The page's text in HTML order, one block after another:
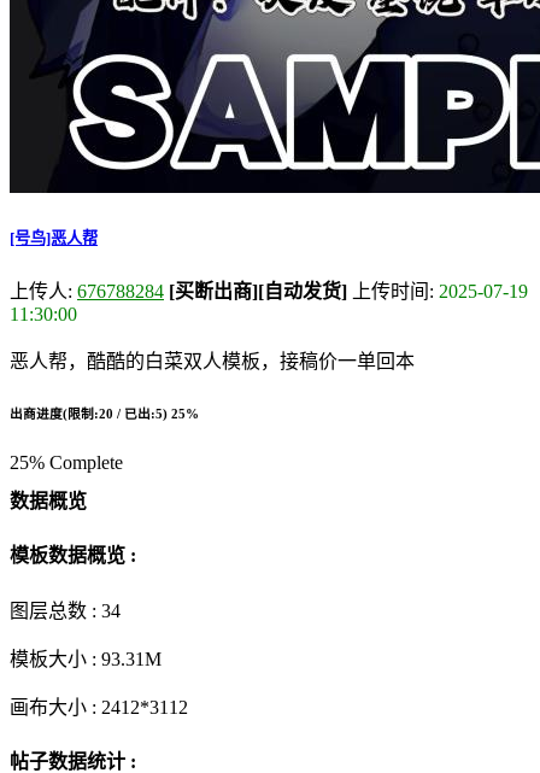
[号鸟]恶人帮
上传人: 676788284 [买断出商][自动发货] 上传时间: 2025-07-19
11:30:00
恶人帮，酷酷的白菜双人模板，接稿价一单回本
出商进度(限制:20 / 已出:5) 25%
25% Complete
数据概览
模板数据概览 :
图层总数 : 34
模板大小 : 93.31M
画布大小 : 2412*3112
帖子数据统计 :